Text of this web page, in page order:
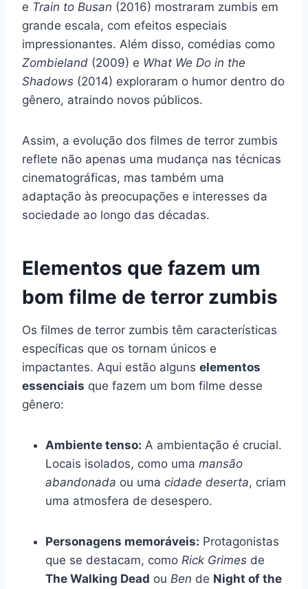
e Train to Busan (2016) mostraram zumbis em
grande escala, com efeitos especiais
impressionantes. Além disso, comédias como
Zombieland (2009) e What We Do in the
Shadows (2014) exploraram o humor dentro do
gênero, atraindo novos públicos.
Assim, a evolução dos filmes de terror zumbis
reflete não apenas uma mudança nas técnicas
cinematográficas, mas também uma
adaptação às preocupações e interesses da
sociedade ao longo das décadas.
Elementos que fazem um
bom filme de terror zumbis
Os filmes de terror zumbis têm características
específicas que os tornam únicos e
impactantes. Aqui estão alguns elementos
essenciais que fazem um bom filme desse
gênero:
Ambiente tenso: A ambientação é crucial.
Locais isolados, como uma mansão
abandonada ou uma cidade deserta, criam
uma atmosfera de desespero.
Personagens memoráveis: Protagonistas
que se destacam, como Rick Grimes de
The Walking Dead ou Ben de Night of the